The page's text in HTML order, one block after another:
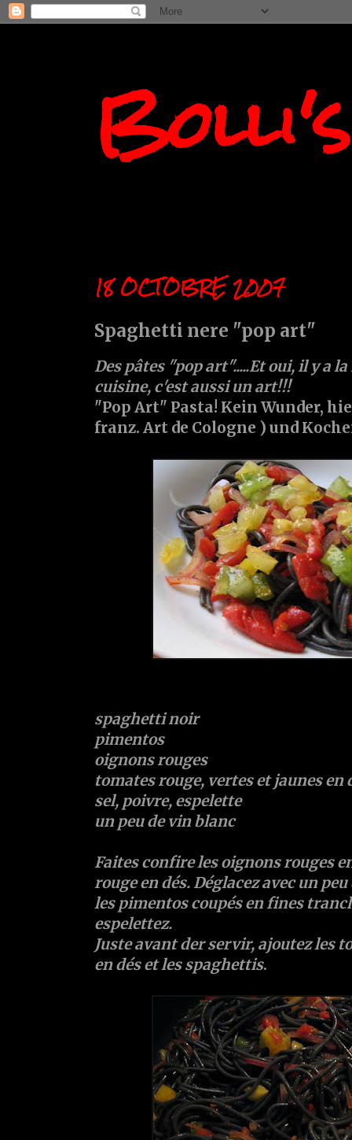
18 OCTOBRE 2007
Spaghetti nere "pop art"
Des pâtes "pop art".....Et oui, il y a
cuisine, c'est aussi un art!!!
"Pop Art" Pasta! Kein Wunder,
franz. Art de Cologne ) und
spaghetti noir
pimentos
oignons rouges
tomates rouge, vertes et jaunes en
sel, poivre, espelette
un peu de vin blanc
Faites confire les oignons rouges
rouge en dés. Déglacez avec un
les pimentos coupés en fines
espelettez.
Juste avant der servir, ajoutez les
en dés et les spaghettis.